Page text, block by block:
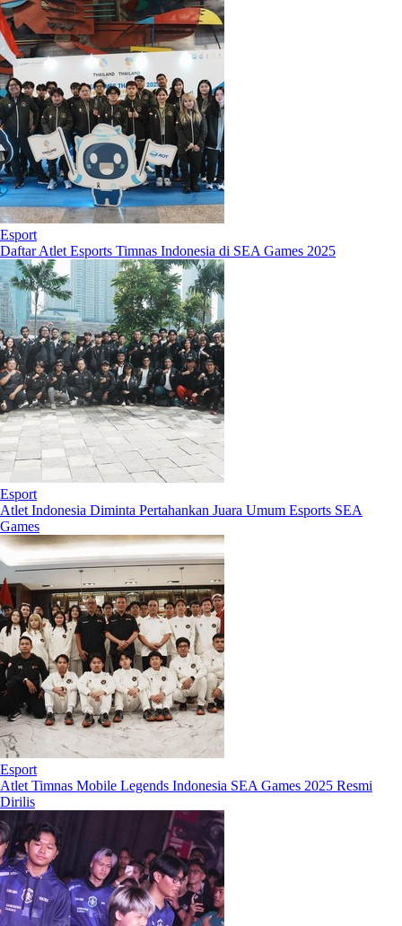
Esport
Daftar Atlet Esports Timnas Indonesia di SEA Games 2025
Esport
Atlet Indonesia Diminta Pertahankan Juara Umum Esports SEA
Games
Esport
Atlet Timnas Mobile Legends Indonesia SEA Games 2025 Resmi
Dirilis